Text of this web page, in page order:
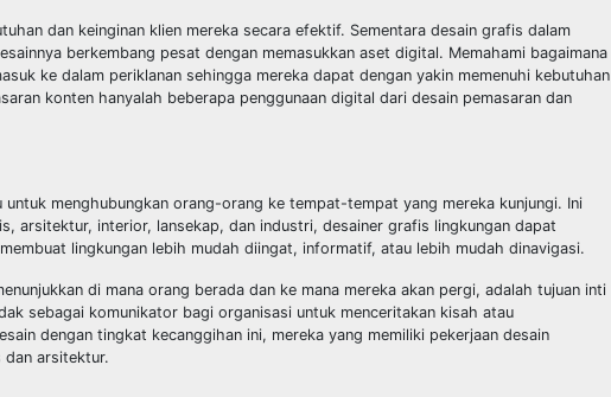
dan keinginan klien mereka secara efektif. Sementara desain grafis dalam
berkembang pesat dengan memasukkan aset digital. Memahami bagaimana
ke dalam periklanan sehingga mereka dapat dengan yakin memenuhi kebutuhan
konten hanyalah beberapa penggunaan digital dari desain pemasaran dan
menghubungkan orang-orang ke tempat-tempat yang mereka kunjungi. Ini
arsitektur, interior, lansekap, dan industri, desainer grafis lingkungan dapat
lingkungan lebih mudah diingat, informatif, atau lebih mudah dinavigasi.
di mana orang berada dan ke mana mereka akan pergi, adalah tujuan inti
sebagai komunikator bagi organisasi untuk menceritakan kisah atau
dengan tingkat kecanggihan ini, mereka yang memiliki pekerjaan desain
dan arsitektur.